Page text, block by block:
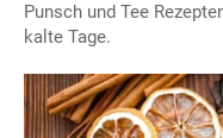
Punsch und Tee
kalte Tage.